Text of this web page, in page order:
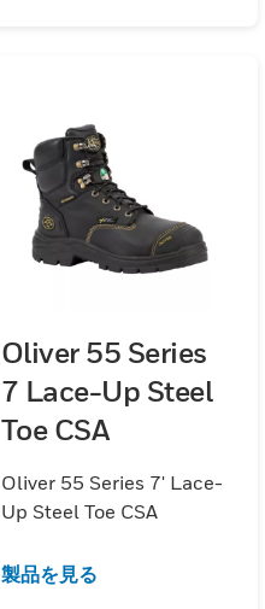
Oliver 55 Series
7 Lace-Up Steel
Toe CSA
Oliver 55 Series 7' Lace-
Up Steel Toe CSA
製品を見る